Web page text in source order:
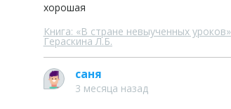
хорошая
Книга: «В стране невыученных уроков»
Гераскина Л.Б.
саня
3 месяца назад